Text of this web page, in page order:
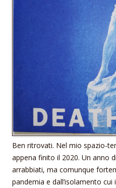
Ben ritrovati. Nel mio spazio-
appena finito il 2020. Un anno
arrabbiati, ma comunque
pandemia e dall’isolamento